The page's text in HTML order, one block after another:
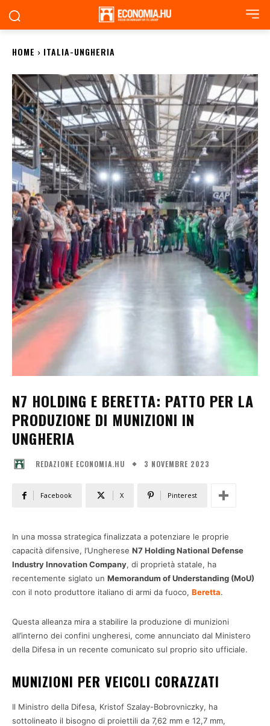
HOME ITALIA-UNGHERIA
N7 HOLDING E BERETTA: PATTO PER LA
PRODUZIONE DI MUNIZIONI IN
UNGHERIA
REDAZIONE ECONOMIA.HU 3 NOVEMBRE 2023
Facebook X Pinterest
In una mossa strategica finalizzata a potenziare le proprie
capacità difensive, l’Ungherese N7 Holding National Defense
Industry Innovation Company, di proprietà statale, ha
recentemente siglato un Memorandum of Understanding (MoU)
con il noto produttore italiano di armi da fuoco, Beretta.
Questa alleanza mira a stabilire la produzione di munizioni
all’interno dei confini ungheresi, come annunciato dal Ministero
della Difesa in un recente comunicato sul proprio sito ufficiale.
MUNIZIONI PER VEICOLI CORAZZATI
Il Ministro della Difesa, Kristof Szalay-Bobrovniczky, ha
sottolineato il bisogno di proiettili da 7,62 mm e 12,7 mm,